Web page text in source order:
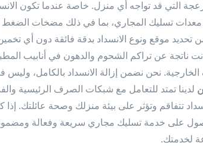
التي قد تواجه أي منزل. خاصة عندما تكون
معدات تسليك المجاري، بما في ذلك مضخات الضغط
تحديد موقع ونوع الانسداد بدقة فائقة دون أي
ناتجة عن تراكم الشحوم والدهون في أنابيب
نحن نضمن إزالة الانسداد بالكامل، وليس
لدينا تمتد للتعامل مع شبكات الصرف الرئيسية
تتفاقم وتؤثر على بيئة منزلك وصحة عائلتك.
على خدمة تسليك مجاري سريعة وفعالة
لخدمتك.